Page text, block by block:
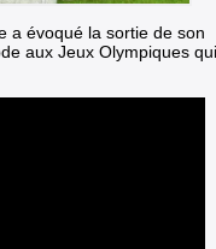
a évoqué la sortie de son
aux Jeux Olympiques qui